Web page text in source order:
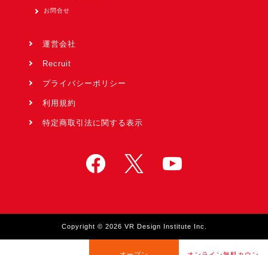
お問合せ
運営会社
Recruit
プライバシーポリシー
利用規約
特定商取引法に関する表示
Copyright © 2026 VR Design Institute Inc.